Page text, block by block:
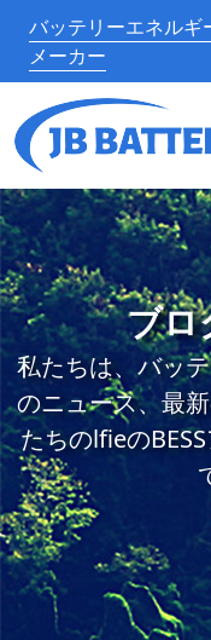
バッテリーエネルギ
メーカー
ブロ
私たちは、バッ
のニュース、最
たちのlfieの